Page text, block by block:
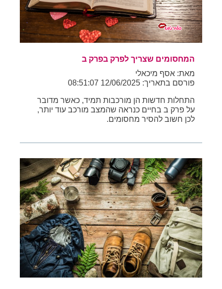
המחסומים שצריך לפרק בפרק ב
מאת: אסף מיכאלי
פורסם בתאריך: 12/06/2025 08:51:07
התחלות חדשות הן מורכבות תמיד, כאשר מדובר
על פרק ב בחיים כנראה שהמצב מורכב עוד יותר,
לכן חשוב להסיר מחסומים.